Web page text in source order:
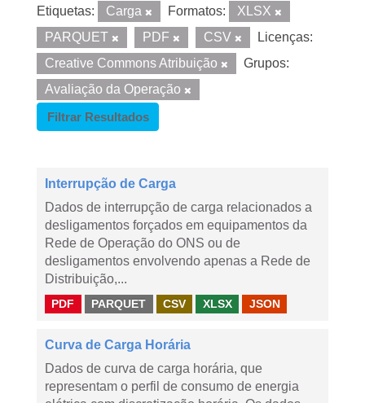
Etiquetas: Carga Formatos:
XLSX
PARQUET
PDF CSV
Licenças:
Creative Commons Atribuição
Grupos:
Avaliação da Operação
Filtrar Resultados
Interrupção de Carga
Dados de interrupção de carga relacionados a
desligamentos forçados em equipamentos da
Rede de Operação do ONS ou de
desligamentos envolvendo apenas a Rede de
Distribuição,...
PDF PARQUET CSV XLSX JSON
Curva de Carga Horária
Dados de curva de carga horária, que
representam o perfil de consumo de energia